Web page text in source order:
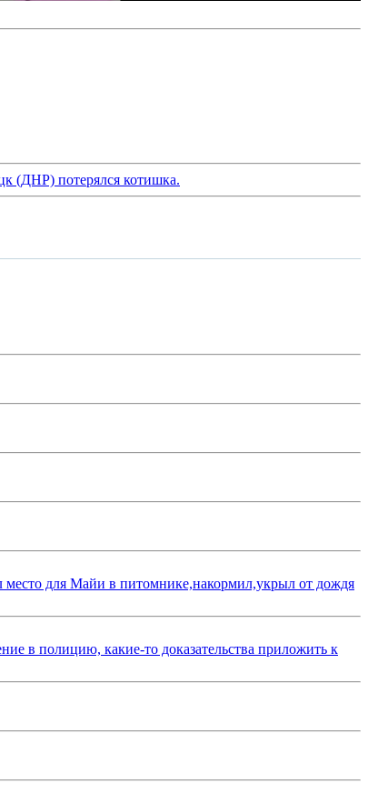
(ДНР) потерялся котишка.
для Майи в питомнике,накормил,укрыл от дождя
в полицию, какие-то доказательства приложить к